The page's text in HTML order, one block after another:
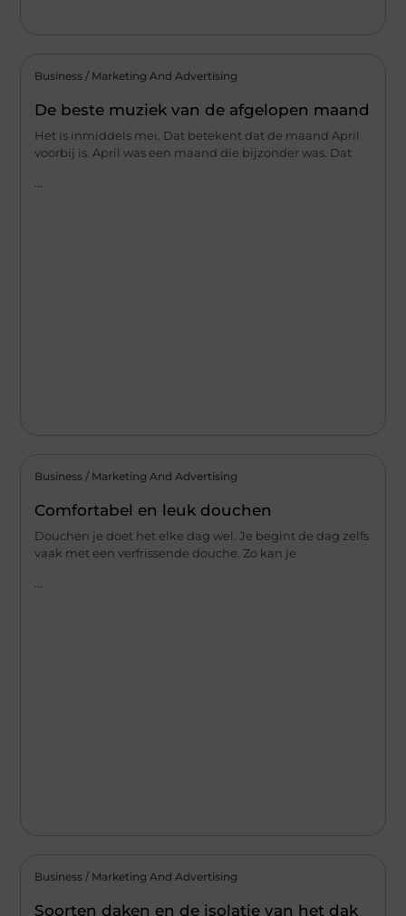
Business / Marketing And Advertising
De beste muziek van de afgelopen maand
Het is inmiddels mei. Dat betekent dat de maand April
voorbij is. April was een maand die bijzonder was. Dat
Business / Marketing And Advertising
Comfortabel en leuk douchen
Douchen je doet het elke dag wel. Je begint de dag zelfs
vaak met een verfrissende douche. Zo kan je
...
Business / Marketing And Advertising
Soorten daken en de isolatie van het dak